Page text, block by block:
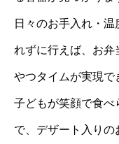
日々のお手入れ・
れずに行えば、お弁
やつタイムが実現で
子どもが笑顔で食べ
で、デザート入り